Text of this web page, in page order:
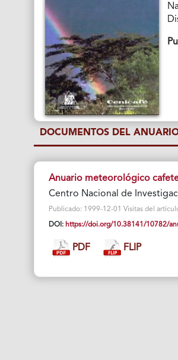
DOCUMENTOS DEL
Anuario meteorológico
Centro Nacional de
Publicado: 1999-12-01 Visitas del
DOI: https://doi.org/10.38141/10782/
PDF FLIP